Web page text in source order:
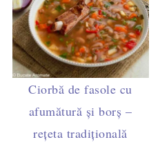
Ciorbă de fasole cu
afumătură și borș –
rețeta tradițională